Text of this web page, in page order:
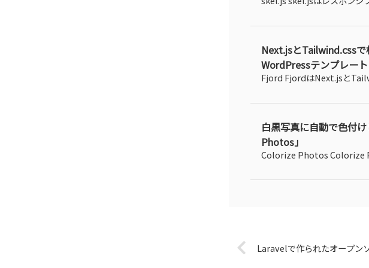
Next.jsとTailwind.cssで
WordPressテンプレート
Fjord FjordはNext.jsと
白黒写真に自動で色付
Photos」
Colorize Photos Colorize
Laravelで作られたオープン